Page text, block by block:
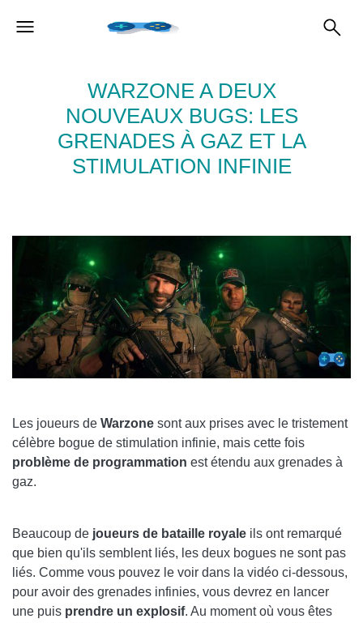
WARZONE A DEUX
NOUVEAUX BUGS: LES
GRENADES À GAZ ET LA
STIMULATION INFINIE
Les joueurs de Warzone sont aux prises avec le tristement
célèbre bogue de stimulation infinie, mais cette fois
problème de programmation est étendu aux grenades à
gaz.
Beaucoup de joueurs de bataille royale ils ont remarqué
que bien qu'ils semblent liés, les deux bogues ne sont pas
liés. Comme vous pouvez le voir dans la vidéo ci-dessous,
pour avoir des grenades infinies, vous devrez en lancer
une puis prendre un explosif. Au moment où vous êtes